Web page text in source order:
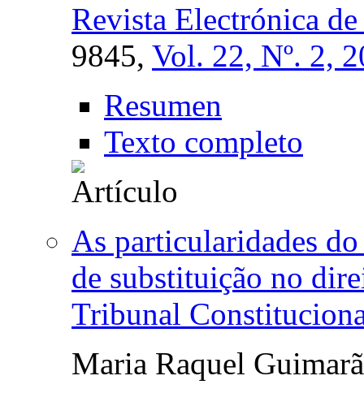
Revista Electrónica
9845, Vol. 22, Nº. 2,
Resumen
Texto completo
As particularidades
de substituição no
Tribunal
Maria Raquel